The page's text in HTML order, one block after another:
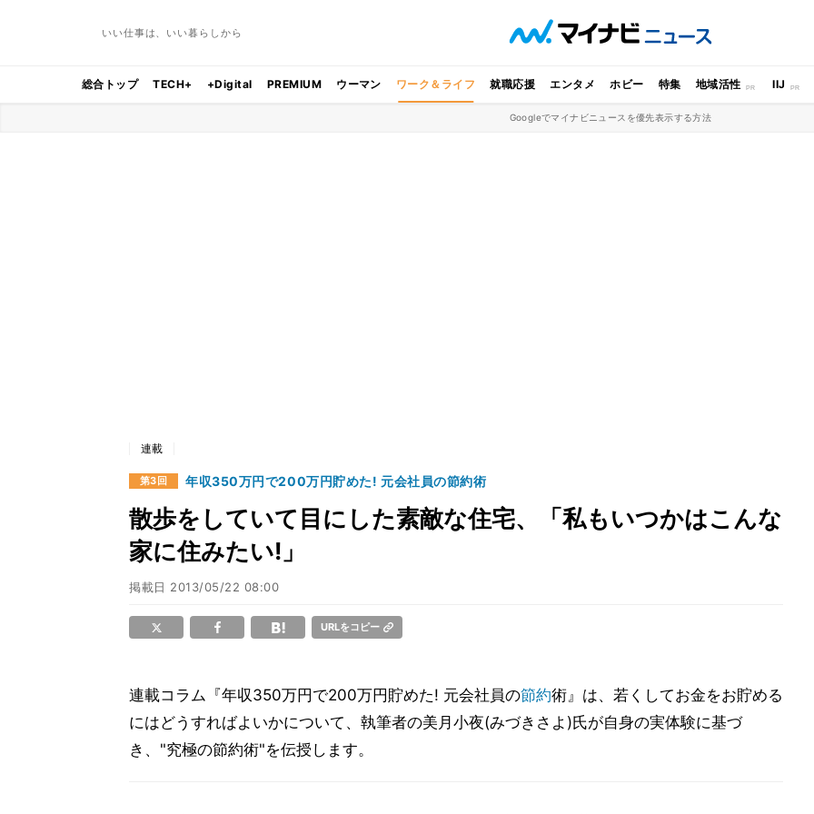
いい仕事は、いい暮らしから
総合トップ TECH+ +Digital PREMIUM ウーマン ワーク＆ライフ 就職応援 エンタメ ホビー 特集 地域活性 IIJ
Googleでマイナビニュースを優先表示する方法
連載
第3回 年収350万円で200万円貯めた! 元会社員の節約術
散歩をしていて目にした素敵な住宅、「私もいつかはこんな
家に住みたい!」
掲載日 2013/05/22 08:00
URLをコピー
連載コラム『年収350万円で200万円貯めた! 元会社員の節約術』は、若くしてお金をお貯める
にはどうすればよいかについて、執筆者の美月小夜(みづきさよ)氏が自身の実体験に基づ
き、"究極の節約術"を伝授します。